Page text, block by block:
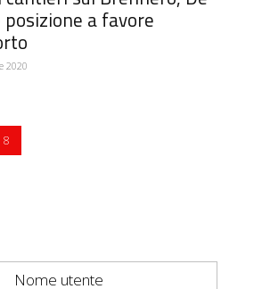
a favore
2020
8
Nome utente